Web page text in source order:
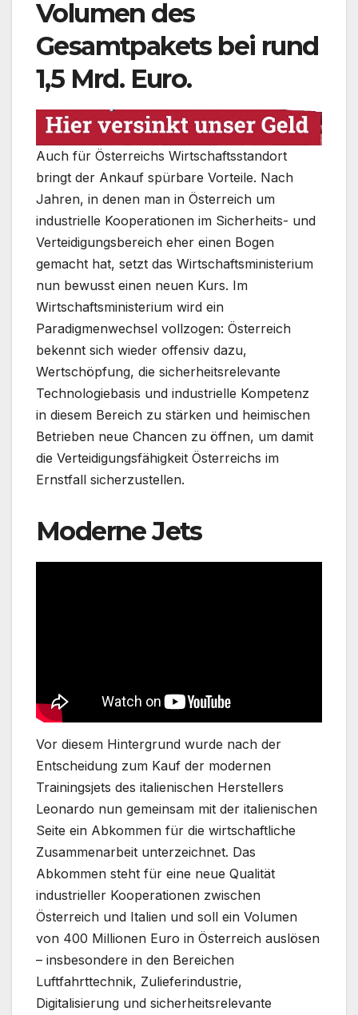
Volumen des
Gesamtpakets bei rund
1,5 Mrd. Euro.
Auch für Österreichs Wirtschaftsstandort
bringt der Ankauf spürbare Vorteile. Nach
Jahren, in denen man in Österreich um
industrielle Kooperationen im Sicherheits- und
Verteidigungsbereich eher einen Bogen
gemacht hat, setzt das Wirtschaftsministerium
nun bewusst einen neuen Kurs. Im
Wirtschaftsministerium wird ein
Paradigmenwechsel vollzogen: Österreich
bekennt sich wieder offensiv dazu,
Wertschöpfung, die sicherheitsrelevante
Technologiebasis und industrielle Kompetenz
in diesem Bereich zu stärken und heimischen
Betrieben neue Chancen zu öffnen, um damit
die Verteidigungsfähigkeit Österreichs im
Ernstfall sicherzustellen.
Moderne Jets
Vor diesem Hintergrund wurde nach der
Entscheidung zum Kauf der modernen
Trainingsjets des italienischen Herstellers
Leonardo nun gemeinsam mit der italienischen
Seite ein Abkommen für die wirtschaftliche
Zusammenarbeit unterzeichnet. Das
Abkommen steht für eine neue Qualität
industrieller Kooperationen zwischen
Österreich und Italien und soll ein Volumen
von 400 Millionen Euro in Österreich auslösen
– insbesondere in den Bereichen
Luftfahrttechnik, Zulieferindustrie,
Digitalisierung und sicherheitsrelevante